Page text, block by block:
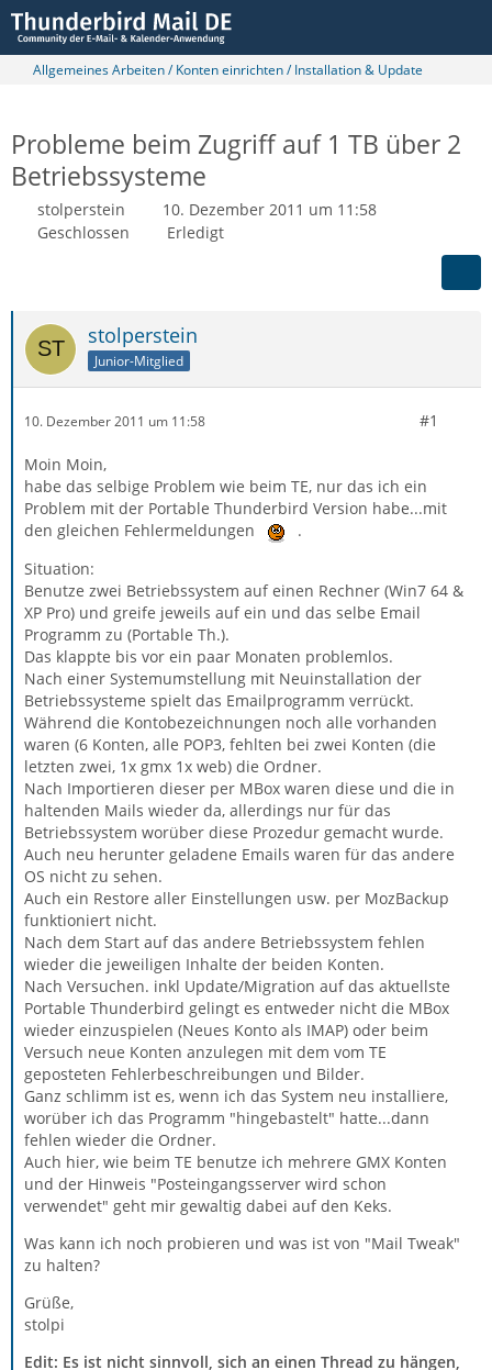
Allgemeines Arbeiten / Konten einrichten / Installation & Update
Probleme beim Zugriff auf 1 TB über 2
Betriebssysteme
stolperstein
10. Dezember 2011 um 11:58
Geschlossen
Erledigt
stolperstein
Junior-Mitglied
10. Dezember 2011 um 11:58 #1
Moin Moin,
habe das selbige Problem wie beim TE, nur das ich ein
Problem mit der Portable Thunderbird Version habe...mit
den gleichen Fehlermeldungen
.
Situation:
Benutze zwei Betriebssystem auf einen Rechner (Win7 64 &
XP Pro) und greife jeweils auf ein und das selbe Email
Programm zu (Portable Th.).
Das klappte bis vor ein paar Monaten problemlos.
Nach einer Systemumstellung mit Neuinstallation der
Betriebssysteme spielt das Emailprogramm verrückt.
Während die Kontobezeichnungen noch alle vorhanden
waren (6 Konten, alle POP3, fehlten bei zwei Konten (die
letzten zwei, 1x gmx 1x web) die Ordner.
Nach Importieren dieser per MBox waren diese und die in
haltenden Mails wieder da, allerdings nur für das
Betriebssystem worüber diese Prozedur gemacht wurde.
Auch neu herunter geladene Emails waren für das andere
OS nicht zu sehen.
Auch ein Restore aller Einstellungen usw. per MozBackup
funktioniert nicht.
Nach dem Start auf das andere Betriebssystem fehlen
wieder die jeweiligen Inhalte der beiden Konten.
Nach Versuchen. inkl Update/Migration auf das aktuellste
Portable Thunderbird gelingt es entweder nicht die MBox
wieder einzuspielen (Neues Konto als IMAP) oder beim
Versuch neue Konten anzulegen mit dem vom TE
geposteten Fehlerbeschreibungen und Bilder.
Ganz schlimm ist es, wenn ich das System neu installiere,
worüber ich das Programm "hingebastelt" hatte...dann
fehlen wieder die Ordner.
Auch hier, wie beim TE benutze ich mehrere GMX Konten
und der Hinweis "Posteingangsserver wird schon
verwendet" geht mir gewaltig dabei auf den Keks.
Was kann ich noch probieren und was ist von "Mail Tweak"
zu halten?
Grüße,
stolpi
Edit: Es ist nicht sinnvoll, sich an einen Thread zu hängen,